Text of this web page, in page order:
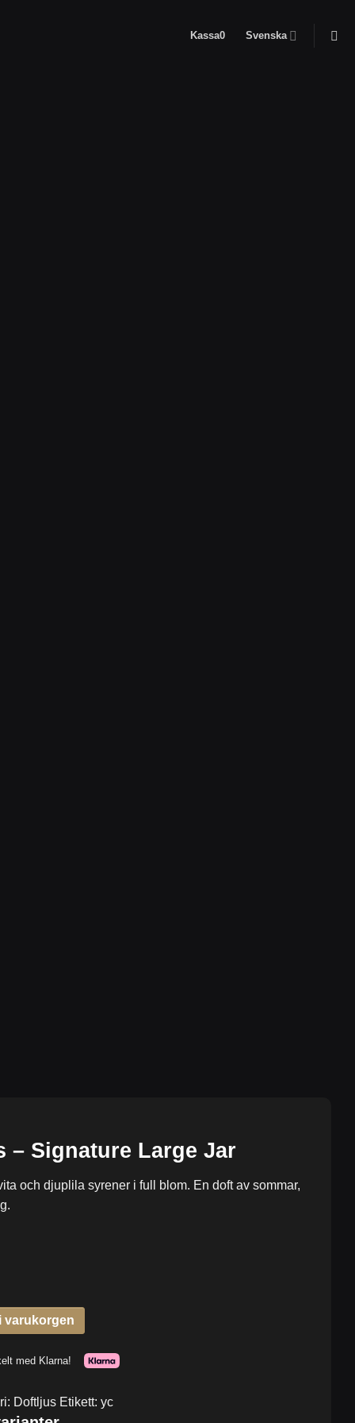
Kassa0 Svenska
– Signature Large Jar
och djuplila syrener i full blom. En doft av sommar,
Doftljus Etikett: yc